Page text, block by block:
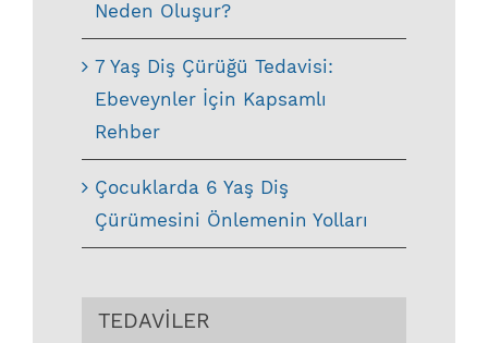
Neden Oluşur?
7 Yaş Diş Çürüğü Tedavisi:
Ebeveynler İçin Kapsamlı
Rehber
Çocuklarda 6 Yaş Diş
Çürümesini Önlemenin Yolları
TEDAVİLER